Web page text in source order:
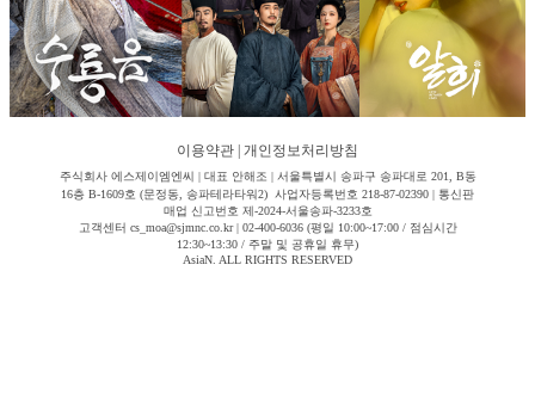
이용약관 개인정보처리방침
주식회사 에스제이엠엔씨 | 대표 안해조 | 서울특별시 송파구 송파대로 201, B동
16층 B-1609호 (문정동, 송파테라타워2) 사업자등록번호 218-87-02390 | 통신판
매업 신고번호 제-2024-서울송파-3233호
고객센터 cs_moa@sjmnc.co.kr | 02-400-6036 (평일 10:00~17:00 / 점심시간
12:30~13:30 / 주말 및 공휴일 휴무)
AsiaN. ALL RIGHTS RESERVED